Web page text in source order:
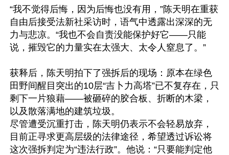
“我不觉得后悔，因为后悔也没有用，”陈天明在重获
自由后接受法新社采访时，语气中透露出深深的无
力与悲凉。“我也不会自责没能保护好它——只能
说，摧毁它的力量实在太强大、太令人窒息了。”
获释后，陈天明拍下了强拆后的现场：原本在绿色
田野间醒目突出的10层“吉卜力高塔”已不复存在，只
剩下一片狼藉——被砸碎的胶合板、折断的木梁，
以及散落满地的建筑垃圾。
尽管遭受沉重打击，陈天明仍表示不会轻易放弃，
目前正寻求更高层级的法律途径，希望透过诉讼将
这次强拆判定为“违法行政”。他说：“只要能判定他